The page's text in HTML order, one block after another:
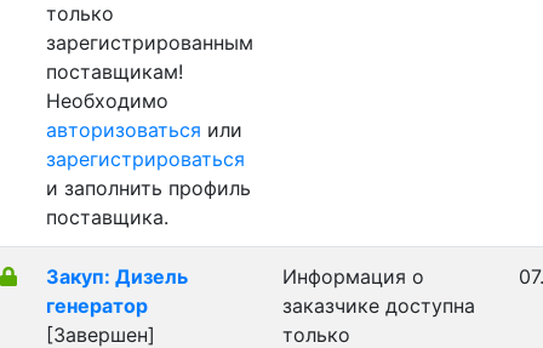
только
зарегистрированным
поставщикам!
Необходимо
авторизоваться или
зарегистрироваться
и заполнить профиль
поставщика.
Закуп: Дизель
генератор
[Завершен]
Информация о
заказчике доступна
только